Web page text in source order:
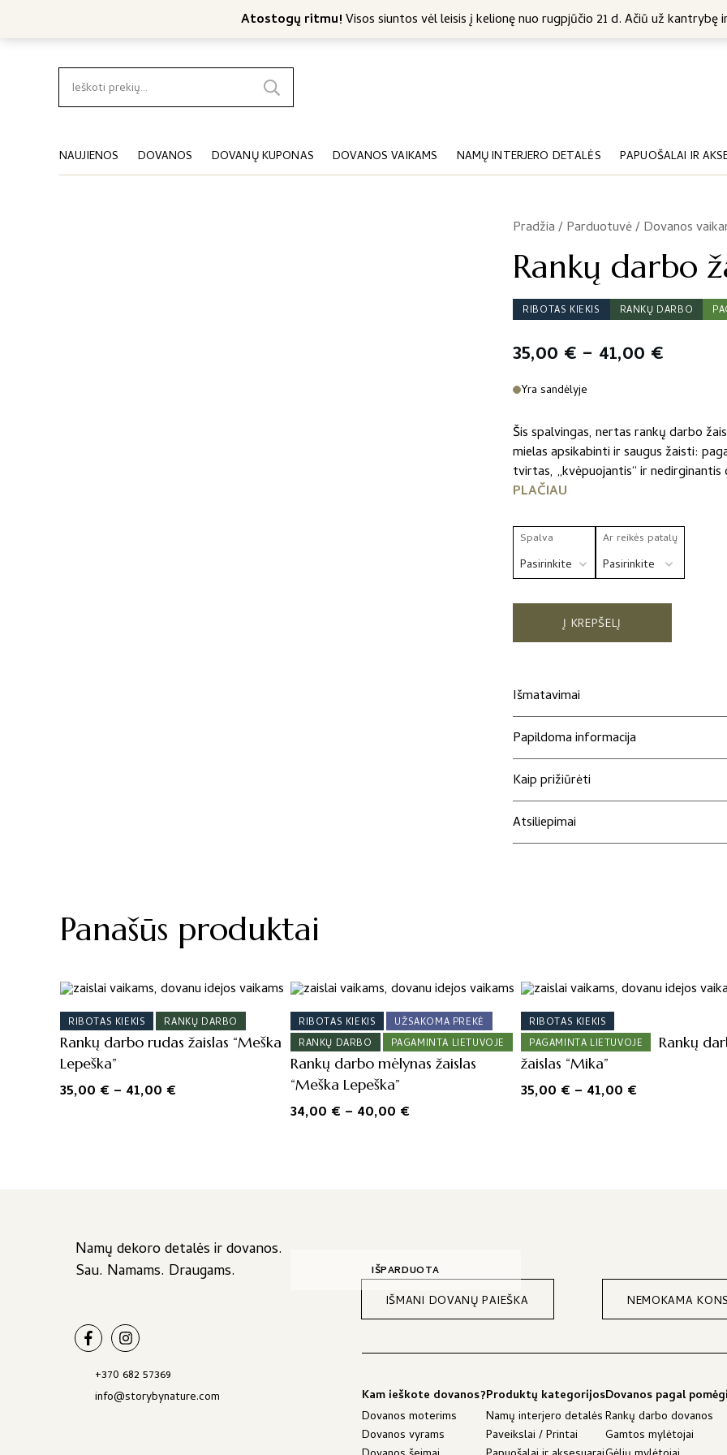
Atostogų ritmu!Visos siuntos vėl leisis į kelionę nuo rugpjūčio 21 d. Ačiū už
Nemokamas siuntimas nuo 45 Eur
Ieškoti:
NAUJIENOS DOVANOS DOVANŲ KUPONAS DOVANOS VAIKAMS NAMŲ INTERJERO DETALĖS PAPUOŠALAI IR
Pradžia/Parduotuvė/Dovanos
/
Rankų darbo
RIBOTAS KIEKIS RANKŲ DARBO
35,00 € – 41,00 €
41,00
Yra sandėlyje
Šis spalvingas, nertas rankų darbo
mielas apsikabinti ir saugus žaisti:
tvirtas, „kvėpuojantis“ ir
PLAČIAU
Spalva Ar reikės patalų
Į KREPŠELĮ
Išmatavimai
Papildoma informacija
Kaip prižiūrėti
Atsiliepimai
Panašūs produktai
RIBOTAS KIEKIS RANKŲ DARBO
Rankų darbo rudas žaislas “Meška
Lepeška”
35,00 € – 41,00 €
This
product
has
multiple
variants.
The
options
RIBOTAS KIEKIS
UŽSAKOMA PREKĖ
RANKŲ DARBO
PAGAMINTA LIETUVOJE
Rankų darbo mėlynas žaislas
“Meška Lepeška”
34,00 € – 40,00 €
IŠPARDUOTA
This
product
has
multiple
variants.
The
options
may
RIBOTAS KIEKIS
PAGAMINTA LIETUVOJE
Rankų
žaislas “Mika”
35,00 € – 41,00 €
This
product
has
multiple
variants.
options
Namų dekoro detalės ir dovanos.
Sau. Namams. Draugams.
+370 682 57369
info@storybynature.com
IŠMANI DOVANŲ PAIEŠKA NEMOKAMA
Kam ieškote dovanos?
Dovanos moterims
Dovanos vyrams
Produktų kategorijos
Namų interjero detalės
Paveikslai / Printai
Dovanos pagal
Rankų darbo dovanos
Gamtos mylėtojai